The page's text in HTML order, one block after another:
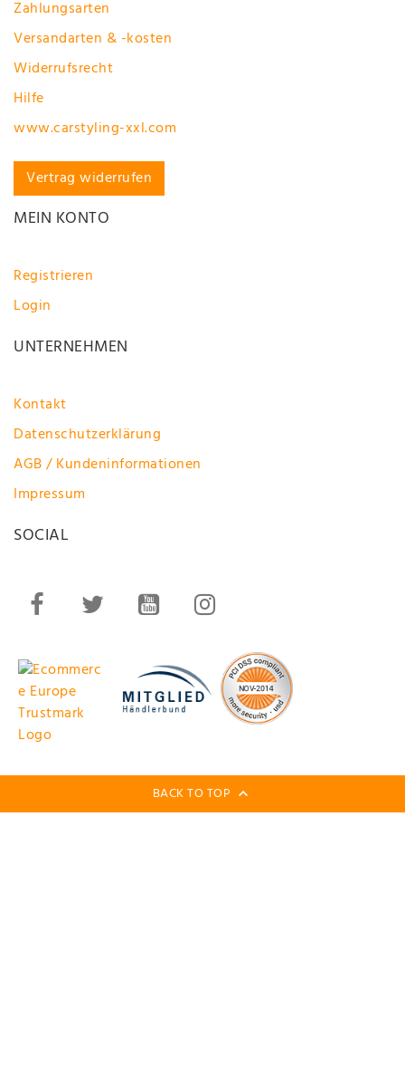
Zahlungsarten
Versandarten & -kosten
Widerrufsrecht
Hilfe
www.carstyling-xxl.com
Vertrag widerrufen
MEIN KONTO
Registrieren
Login
UNTERNEHMEN
Kontakt
Datenschutzerklärung
AGB / Kundeninformationen
Impressum
SOCIAL
BACK TO TOP